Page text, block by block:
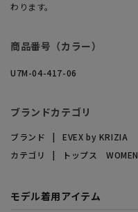
わります。
商品番号（カラー）
U7M-04-417-06
ブランドカテゴリ
ブランド
EVEX by KRIZIA
カテゴリ
トップス WOMEN
モデル着用アイテム